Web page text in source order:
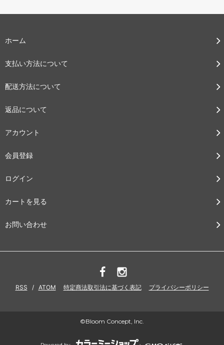
ホーム
支払い方法について
配送方法について
返品について
アカウント
会員登録
ログイン
カートを見る
お問い合わせ
RSS / ATOM 特定商法取引法に基づく表記 プライバシーポリシー
©Bloom Concept, Inc.